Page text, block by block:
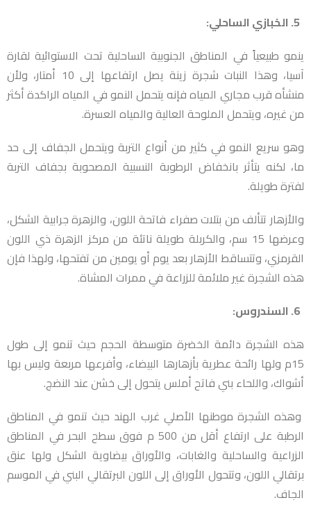
ينمو طبيعياً في المناطق الجنوبية الساحلية تحت الاستوائية لقارة
آسيا، وهذا النبات شجرة زينة يصل ارتفاعها إلى 10 أمتار، ولأن
منشأه قرب مجاري المياه فإنه يتحمل النمو في المياه الراكدة أكثر
من غيره، ويتحمل الملوحة العالية والمياه العسرة.
وهو سريع النمو في كثير من أنواع التربة ويتحمل الجفاف إلى حد
ما، لكنه يتأثر بانخفاض الرطوبة النسبية المصحوبة بجفاف التربة
لفترة طويلة.
والأزهار تتألف من بتلات صفراء فاتحة اللون، والزهرة جرابية الشكل،
وعرضها 15 سم، والكربلة طويلة ناتئة من مركز الزهرة ذي اللون
القرمزي، وتتساقط الأزهار بعد يوم أو يومين من تفتحها، ولهذا فإن
هذه الشجرة غير ملائمة للزراعة في ممرات المشاة.
هذه الشجرة دائمة الخضرة متوسطة الحجم حيث تنمو إلى طول
15م ولها رائحة عطرية بأزهارها البيضاء، وأفرعها مربعة وليس بها
أشواك، واللحاء بني فاتح أملس يتحول إلى خشن عند النضج.
وهذه الشجرة موطنها الأصلي غرب الهند حيث تنمو في المناطق
الرطبة على ارتفاع أقل من 500 م فوق سطح البحر في المناطق
الزراعية والساحلية والغابات، والأوراق بيضاوية الشكل ولها عنق
برتقالي اللون، وتتحول الأوراق إلى اللون البرتقالي البني في الموسم
الجاف.